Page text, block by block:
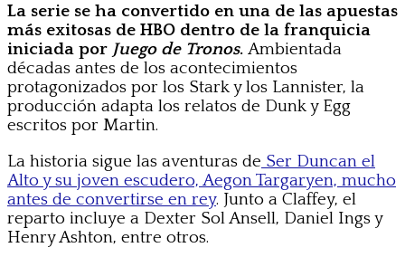
La serie se ha convertido en una de las apuestas
más exitosas de HBO dentro de la franquicia
iniciada por Juego de Tronos. Ambientada
décadas antes de los acontecimientos
protagonizados por los Stark y los Lannister, la
producción adapta los relatos de Dunk y Egg
escritos por Martin.
La historia sigue las aventuras de Ser Duncan el
Alto y su joven escudero, Aegon Targaryen, mucho
antes de convertirse en rey. Junto a Claffey, el
reparto incluye a Dexter Sol Ansell, Daniel Ings y
Henry Ashton, entre otros.